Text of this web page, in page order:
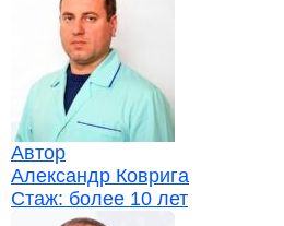
Автор
Александр Коврига
Стаж: более 10 лет